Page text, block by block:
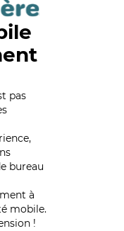
pas
bureau
à
mobile.
!